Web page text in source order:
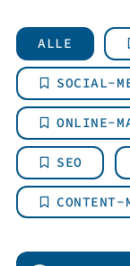
ALLE
SOCIAL-
ONLINE-
SEO
CONTENT-